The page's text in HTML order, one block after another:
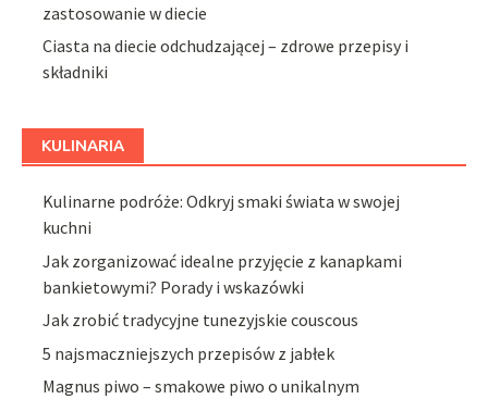
zastosowanie w diecie
Ciasta na diecie odchudzającej – zdrowe przepisy i
składniki
KULINARIA
Kulinarne podróże: Odkryj smaki świata w swojej
kuchni
Jak zorganizować idealne przyjęcie z kanapkami
bankietowymi? Porady i wskazówki
Jak zrobić tradycyjne tunezyjskie couscous
5 najsmaczniejszych przepisów z jabłek
Magnus piwo – smakowe piwo o unikalnym